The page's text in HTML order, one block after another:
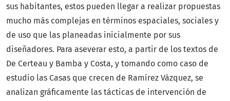
sus habitantes, estos pueden llegar a realizar propuestas
mucho más complejas en términos espaciales, sociales y
de uso que las planeadas inicialmente por sus
diseñadores. Para aseverar esto, a partir de los textos de
De Certeau y Bamba y Costa, y tomando como caso de
estudio las Casas que crecen de Ramírez Vázquez, se
analizan gráficamente las tácticas de intervención de